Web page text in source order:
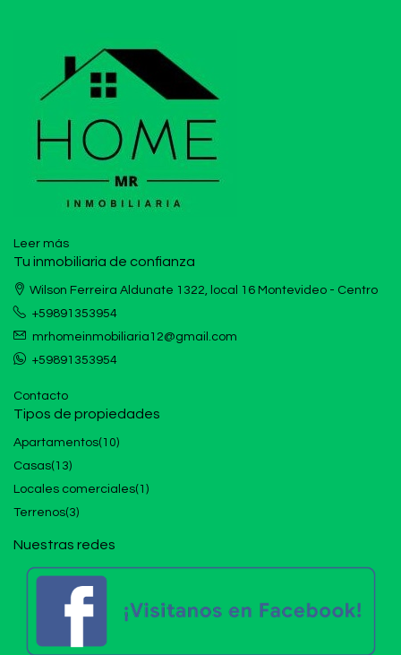
Leer más
Tu inmobiliaria de confianza
Wilson Ferreira Aldunate 1322, local 16 Montevideo - Centro
+59891353954
mrhomeinmobiliaria12@gmail.com
+59891353954
Contacto
Tipos de propiedades
Apartamentos(10)
Casas(13)
Locales comerciales(1)
Terrenos(3)
Nuestras redes